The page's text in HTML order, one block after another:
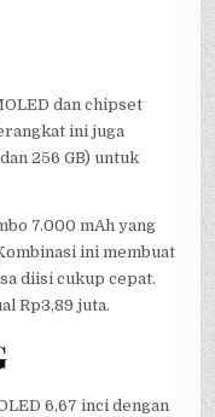
dan chipset
ini juga
256 GB) untuk
7.000 mAh yang
ini membuat
diisi cukup cepat.
Rp3,89 juta.
6,67 inci dengan